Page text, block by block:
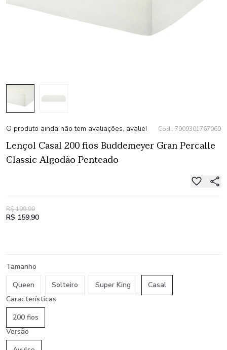
O produto ainda não tem avaliações, avalie! Cod.: 7909301767069
Lençol Casal 200 fios Buddemeyer Gran Percalle
Classic Algodão Penteado
R$ 199,90
R$ 159,90
Tamanho
Queen
Solteiro Super King
Casal
Características
200 fios
Versão